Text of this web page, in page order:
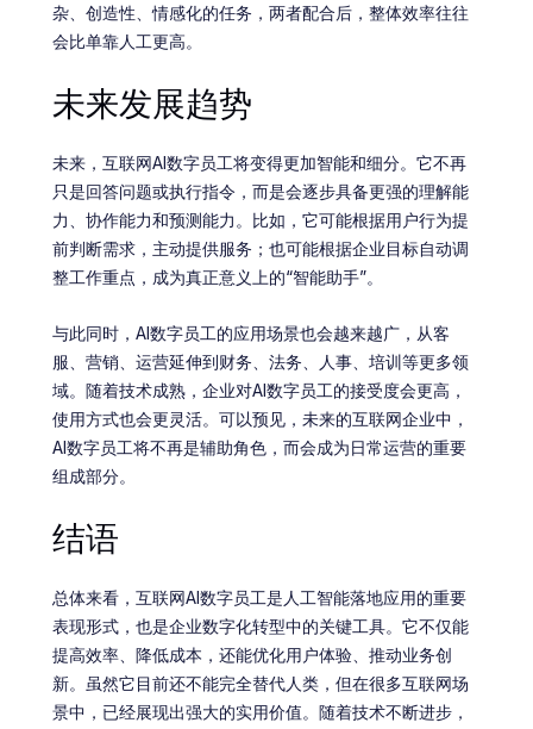
杂、创造性、情感化的任务，两者配合后，整体效率往往
会比单靠人工更高。
未来发展趋势
未来，互联网AI数字员工将变得更加智能和细分。它不再
只是回答问题或执行指令，而是会逐步具备更强的理解能
力、协作能力和预测能力。比如，它可能根据用户行为提
前判断需求，主动提供服务；也可能根据企业目标自动调
整工作重点，成为真正意义上的“智能助手”。
与此同时，AI数字员工的应用场景也会越来越广，从客
服、营销、运营延伸到财务、法务、人事、培训等更多领
域。随着技术成熟，企业对AI数字员工的接受度会更高，
使用方式也会更灵活。可以预见，未来的互联网企业中，
AI数字员工将不再是辅助角色，而会成为日常运营的重要
组成部分。
结语
总体来看，互联网AI数字员工是人工智能落地应用的重要
表现形式，也是企业数字化转型中的关键工具。它不仅能
提高效率、降低成本，还能优化用户体验、推动业务创
新。虽然它目前还不能完全替代人类，但在很多互联网场
景中，已经展现出强大的实用价值。随着技术不断进步，